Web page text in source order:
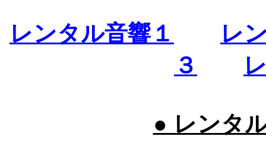
レンタル音響１
レ
３
● レンタ